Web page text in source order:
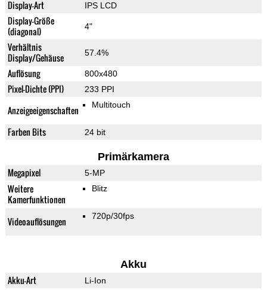
Display-Art IPS LCD
Display-Größe
(diagonal)
4"
Verhältnis
Display/Gehäuse
57.4%
Auflösung 800x480
Pixel-Dichte (PPI) 233 PPI
Anzeigeeigenschaften Multitouch
Farben Bits 24 bit
Primärkamera
Megapixel 5-MP
Weitere
Kamerfunktionen
Blitz
Videoauflösungen 720p/30fps
Akku
Akku-Art Li-Ion